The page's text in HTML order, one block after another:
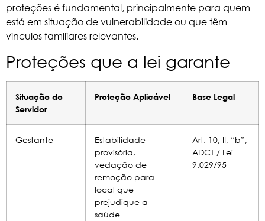
proteções é fundamental, principalmente para quem
está em situação de vulnerabilidade ou que têm
vínculos familiares relevantes.
Proteções que a lei garante
Situação do
Servidor
Proteção Aplicável Base Legal
Gestante
Estabilidade
provisória,
vedação de
remoção para
local que
prejudique a
saúde
Art. 10, II, “b”,
ADCT / Lei
9.029/95